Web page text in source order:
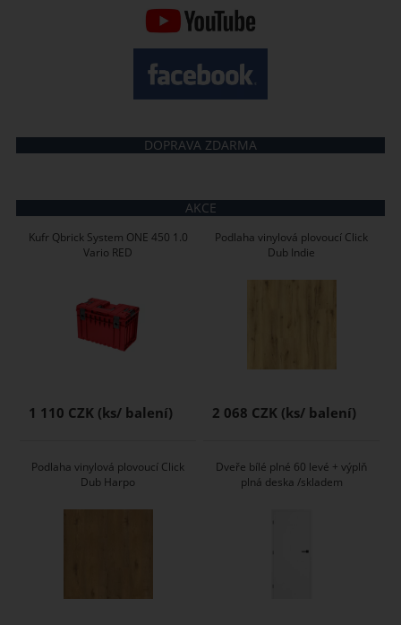
DOPRAVA ZDARMA
AKCE
Kufr Qbrick System ONE 450 1.0
Vario RED
1 110 CZK
Podlaha vinylová plovoucí Click
Dub Indie
2 068 CZK
Podlaha vinylová plovoucí Click
Dub Harpo
Dveře bílé plné 60 levé + výplň
plná deska /skladem